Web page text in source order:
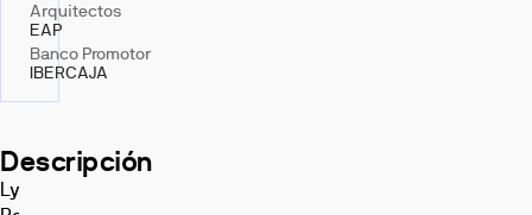
Arquitectos
EAP
Banco Promotor
IBERCAJA
Descripción
Lyra